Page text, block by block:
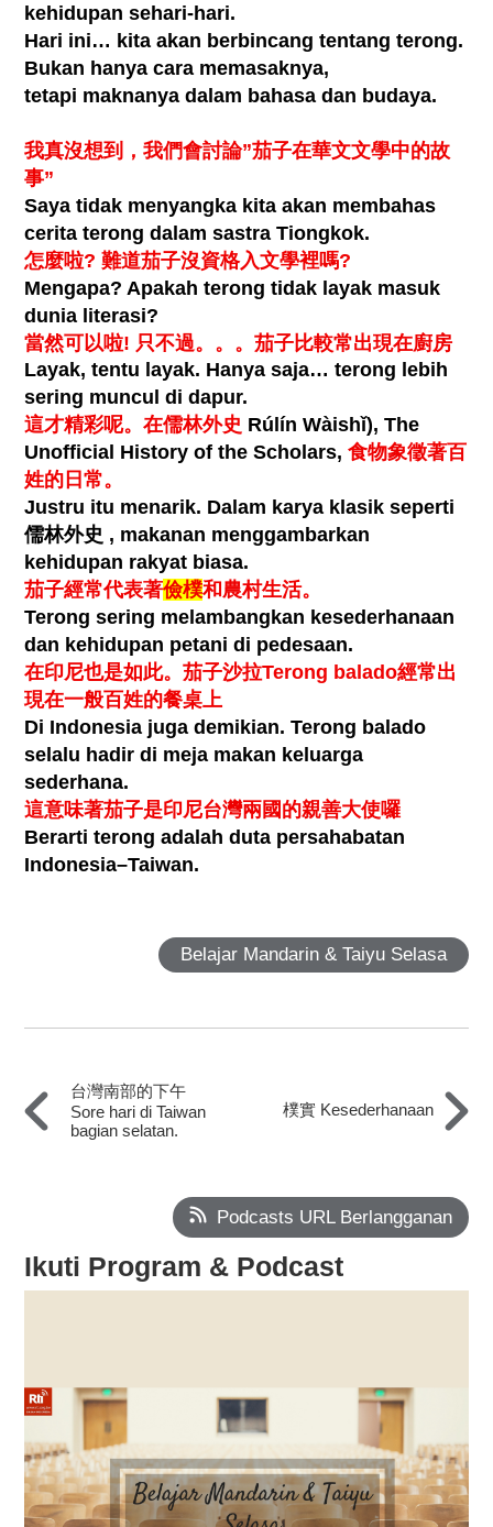
kehidupan sehari-hari.
Hari ini… kita akan berbincang tentang terong.
Bukan hanya cara memasaknya,
tetapi maknanya dalam bahasa dan budaya.
我真沒想到，我們會討論”茄子在華文文學中的故
事”
Saya tidak menyangka kita akan membahas
cerita terong dalam sastra Tiongkok.
怎麼啦?難道茄子沒資格入文學裡嗎?
Mengapa? Apakah terong tidak layak masuk
dunia literasi?
當然可以啦! 只不過。。。茄子比較常出現在廚房
Layak, tentu layak. Hanya saja… terong lebih
sering muncul di dapur.
這才精彩呢。在儒林外史 Rúlín Wàishǐ),The
Unofficial History of the Scholars,食物象徵著百
姓的日常。
Justru itu menarik. Dalam karya klasik seperti
儒林外史 , makanan menggambarkan
kehidupan rakyat biasa.
茄子經常代表著儉樸和農村生活。
Terong sering melambangkan kesederhanaan
dan kehidupan petani di pedesaan.
在印尼也是如此。茄子沙拉Terong balado經常出
現在一般百姓的餐桌上
Di Indonesia juga demikian. Terong balado
selalu hadir di meja makan keluarga
sederhana.
這意味著茄子是印尼台灣兩國的親善大使囉
Berarti terong adalah duta persahabatan
Indonesia–Taiwan.
Belajar Mandarin & Taiyu Selasa
台灣南部的下午
Sore hari di Taiwan
bagian selatan.
樸實 Kesederhanaan
Podcasts URL Berlangganan
Ikuti Program & Podcast